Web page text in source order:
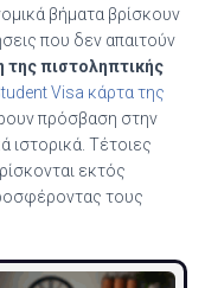
βήματα βρίσκουν
που δεν απαιτούν
της πιστοληπτικής
Visa κάρτα της
πρόσβαση στην
ιστορικά. Τέτοιες
εκτός
τους